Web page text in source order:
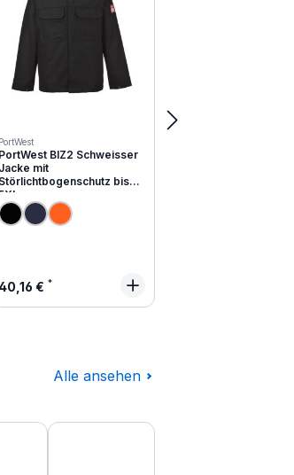
PortWest
PortWest BIZ2 Schweisser
Jacke mit
Störlichtbogenschutz bis
5XL
Regulärer Preis:
40,16 €
Alle ansehen